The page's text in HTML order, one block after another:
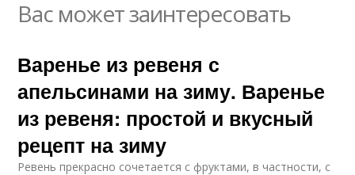
Вас может заинтересовать
Варенье из ревеня с
апельсинами на зиму. Варенье
из ревеня: простой и вкусный
рецепт на зиму
Ревень прекрасно сочетается с фруктами, в частности, с